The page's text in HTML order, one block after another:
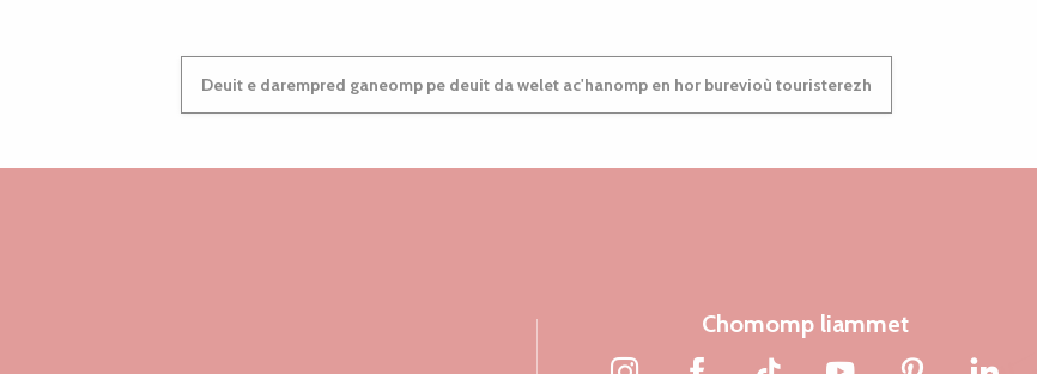
Deuit e darempred ganeomp pe deuit da welet ac'hanomp en hor burevioù touristerezh
Chomomp liammet